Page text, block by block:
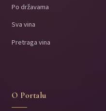
Po državama
Sva vina
Pretraga vina
O Portalu